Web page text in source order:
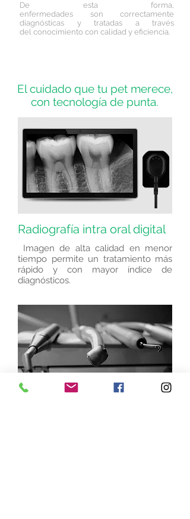
De esta forma,
enfermedades son correctamente
diagnósticas y tratadas a través
del conocimiento con calidad y eficiencia.
El cuidado que tu pet merece,
con tecnología de punta.
Radiografía intra oral digital
Imagen de alta calidad en menor
tiempo permite un tratamiento más
rápido y con mayor índice de
diagnósticos.